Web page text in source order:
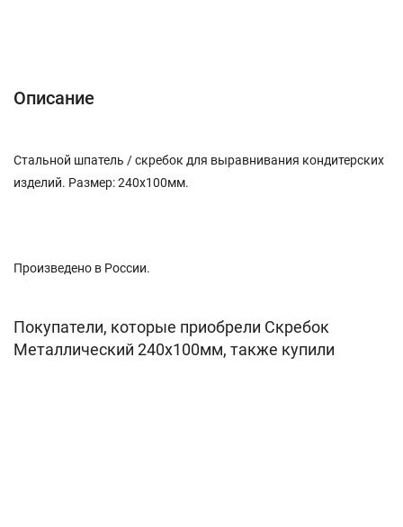
Описание
Стальной шпатель / скребок для выравнивания кондитерских
изделий. Размер: 240х100мм.
Произведено в России.
Покупатели, которые приобрели Скребок
Металлический 240х100мм, также купили